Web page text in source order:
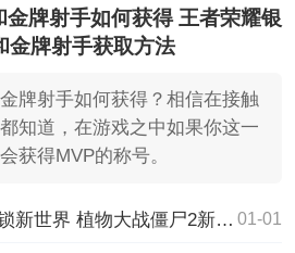
牌射手如何获得 王者荣耀银
金牌射手获取方法
牌射手如何获得？相信在接触
知道，在游戏之中如果你这一
获得MVP的称号。
植物大战僵尸2怎么解锁新世界 植物大战僵尸2新世界解锁方法攻略 01-01